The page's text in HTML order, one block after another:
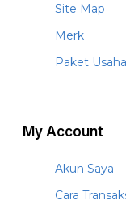
Site Map
Merk
Paket
My Account
Akun Saya
Cara